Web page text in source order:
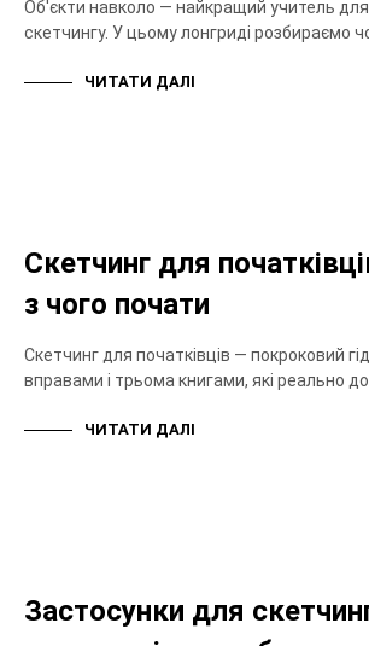
Об'єкти навколо — найкращий учитель для
скетчингу. У цьому лонгриді розбираємо
ЧИТАТИ ДАЛІ
Скетчинг для
з чого почати
Скетчинг для початківців — покроковий
вправами і трьома книгами, які реально
ЧИТАТИ ДАЛІ
Застосунки для